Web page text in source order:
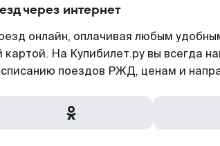
через интернет
онлайн, оплачивая любым
На Купибилет.ру вы всегда
поездов РЖД, ценам и